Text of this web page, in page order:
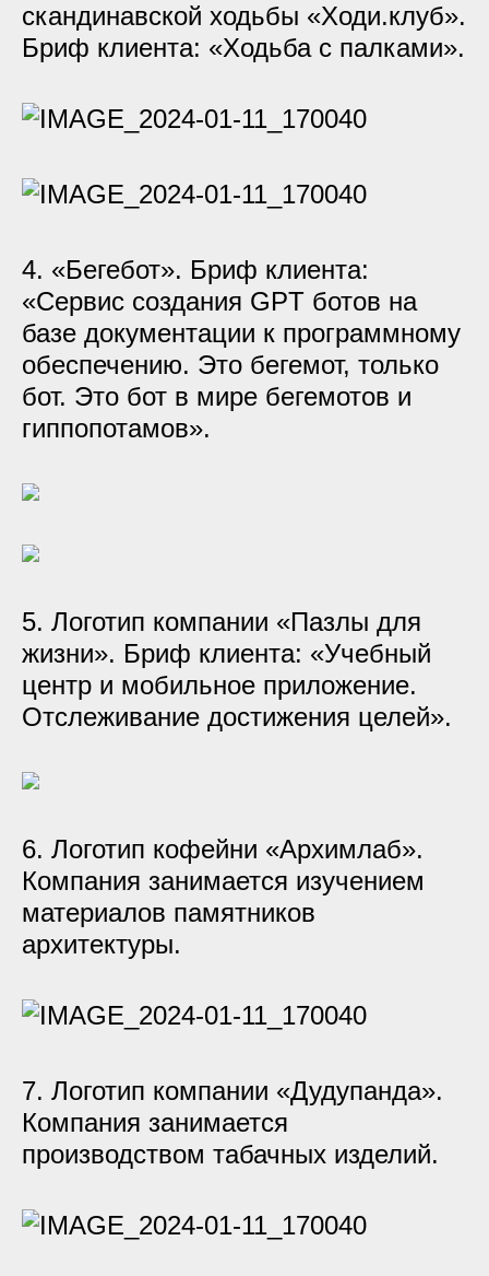
скандинавской ходьбы «Ходи.клуб».
Бриф клиента: «Ходьба с палками».
4. «Бегебот». Бриф клиента:
«Сервис создания GPT ботов на
базе документации к программному
обеспечению. Это бегемот, только
бот. Это бот в мире бегемотов и
гиппопотамов».
5. Логотип компании «Пазлы для
жизни». Бриф клиента: «Учебный
центр и мобильное приложение.
Отслеживание достижения целей».
6. Логотип кофейни «Архимлаб».
Компания занимается изучением
материалов памятников
архитектуры.
7. Логотип компании «Дудупанда».
Компания занимается
производством табачных изделий.